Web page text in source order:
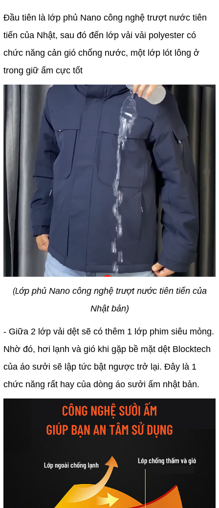
Đầu tiên là lớp phủ Nano công nghệ trượt nước tiên
tiến của Nhật, sau đó đến lớp vải vải polyester có
chức năng cản gió chống nước, một lớp lót lông ở
trong giữ ấm cực tốt
(Lớp phủ Nano công nghệ trượt nước tiên tiến của
Nhật bản)
- Giữa 2 lớp vải dệt sẽ có thêm 1 lớp phim siêu mỏng.
Nhờ đó, hơi lạnh và gió khi gặp bề mặt dệt Blocktech
của áo sưởi sẽ lập tức bật ngược trở lại. Đây là 1
chức năng rất hay của dòng áo sưởi ấm nhật bản.